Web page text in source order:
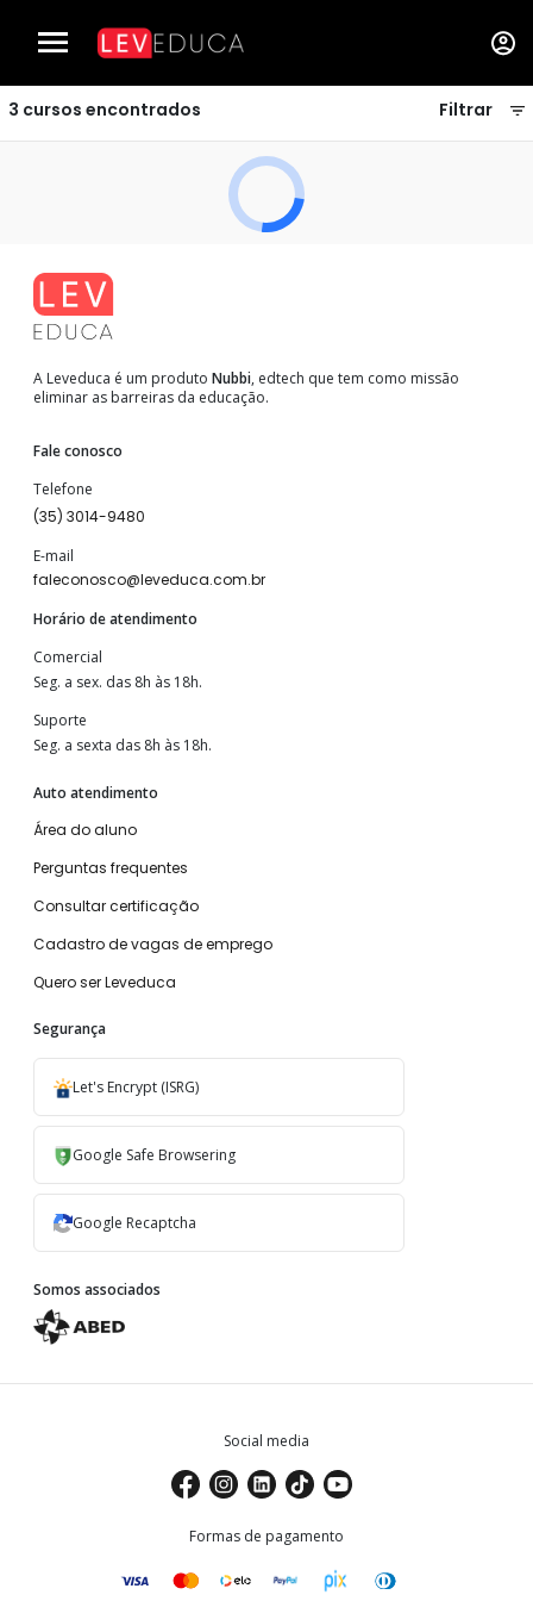
3 cursos encontrados Filtrar
A Leveduca é um produto Nubbi, edtech que tem como missão
eliminar as barreiras da educação.
Fale conosco
Telefone
(35) 3014-9480
E-mail
faleconosco@leveduca.com.br
Horário de atendimento
Comercial
Seg. a sex. das 8h às 18h.
Suporte
Seg. a sexta das 8h às 18h.
Auto atendimento
Área do aluno
Perguntas frequentes
Consultar certificação
Cadastro de vagas de emprego
Quero ser Leveduca
Segurança
Let's Encrypt (ISRG)
Google Safe Browsering
Google Recaptcha
Somos associados
Social media
Formas de pagamento